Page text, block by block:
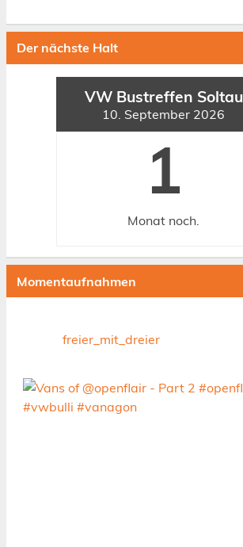
Der nächste Halt
VW Bustreffen Soltau
10. September 2026
1
Monat noch.
Momentaufnahmen
freier_mit_dreier